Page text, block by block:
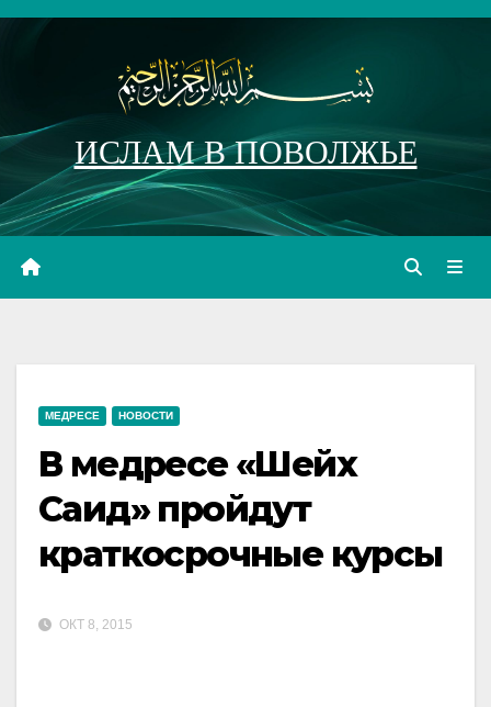
Перейти
ИСЛАМ В ПОВОЛЖЬЕ
МЕДРЕСЕ НОВОСТИ
В медресе «Шейх
Саид» пройдут
краткосрочные курсы
ОКТ 8, 2015